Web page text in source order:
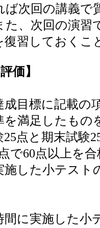
ば次回の講義
た、次回の演習
復習しておくこ
価】
成目標に記載の
を満足したもの
25点と期末試験
で60点以上を
施した小テスト
間に実施した小